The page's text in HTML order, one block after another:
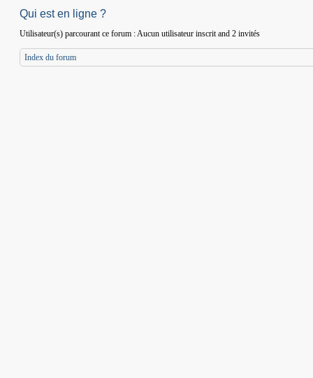
Qui est en ligne ?
Utilisateur(s) parcourant ce forum : Aucun utilisateur inscrit and 2 invités
Index du forum